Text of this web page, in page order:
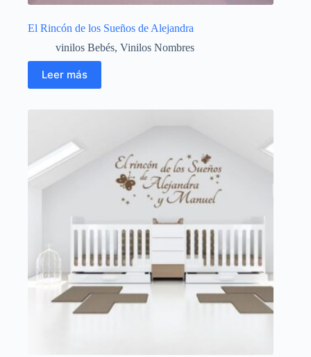
El Rincón de los Sueños de Alejandra
vinilos Bebés, Vinilos Nombres
Leer más